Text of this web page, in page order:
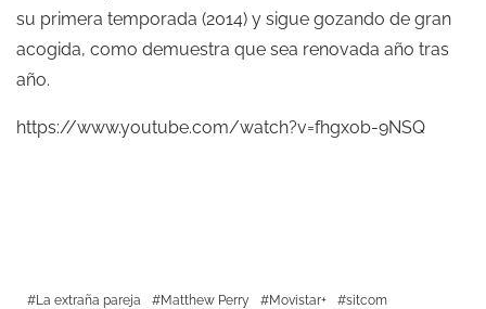
su primera temporada (2014) y sigue gozando de gran
acogida, como demuestra que sea renovada año tras
año.
https://www.youtube.com/watch?v=fhgxob-9NSQ
La extraña pareja Matthew Perry Movistar+
sitcom